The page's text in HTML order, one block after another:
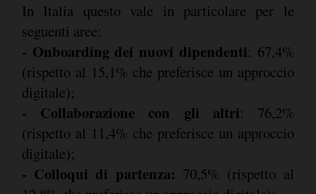
In Italia questo vale in particolare per le
seguenti aree:
- Onboarding dei nuovi dipendenti: 67,4%
(rispetto al 15,1% che preferisce un approccio
digitale);
- Collaborazione con gli altri: 76,2%
(rispetto al 11,4% che preferisce un approccio
digitale);
- Colloqui di partenza: 70,5% (rispetto al